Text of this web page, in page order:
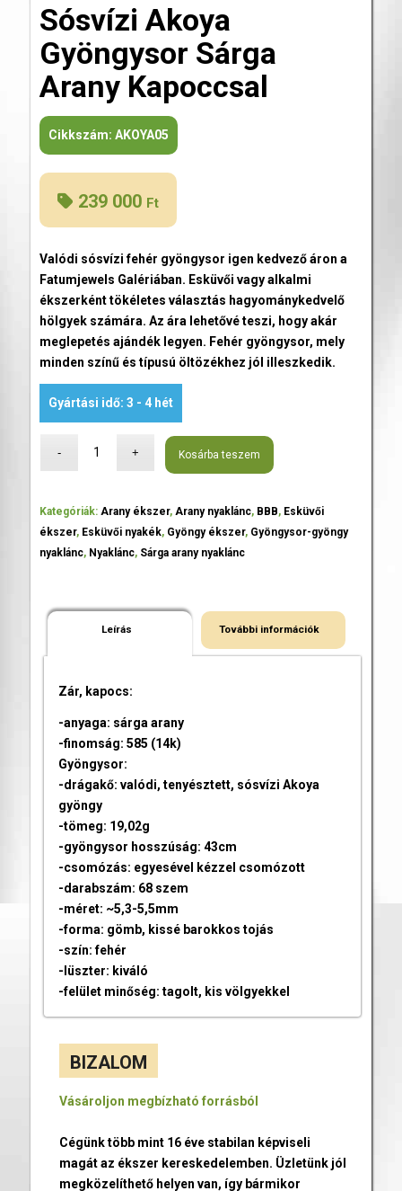
Sósvízi Akoya
Gyöngysor Sárga
Arany Kapoccsal
Cikkszám: AKOYA05
239 000 Ft
Valódi sósvízi fehér gyöngysor igen kedvező áron a
Fatumjewels Galériában. Esküvői vagy alkalmi
ékszerként tökéletes választás hagyománykedvelő
hölgyek számára. Az ára lehetővé teszi, hogy akár
meglepetés ajándék legyen. Fehér gyöngysor, mely
minden színű és típusú öltözékhez jól illeszkedik.
Gyártási idő: 3 - 4 hét
Kosárba teszem
Kategóriák: Arany ékszer, Arany nyaklánc, BBB, Esküvői
ékszer, Esküvői nyakék, Gyöngy ékszer, Gyöngysor-gyöngy
nyaklánc, Nyaklánc, Sárga arany nyaklánc
Leírás További információk
Zár, kapocs:
-anyaga: sárga arany
-finomság: 585 (14k)
Gyöngysor:
-drágakő: valódi, tenyésztett, sósvízi Akoya
gyöngy
-tömeg: 19,02g
-gyöngysor hosszúság: 43cm
-csomózás: egyesével kézzel csomózott
-darabszám: 68 szem
-méret: ~5,3-5,5mm
-forma: gömb, kissé barokkos tojás
-szín: fehér
-lüszter: kiváló
-felület minőség: tagolt, kis völgyekkel
BIZALOM
Vásároljon megbízható forrásból
Cégünk több mint 16 éve stabilan képviseli
magát az ékszer kereskedelemben. Üzletünk jól
megközelíthető helyen van, így bármikor